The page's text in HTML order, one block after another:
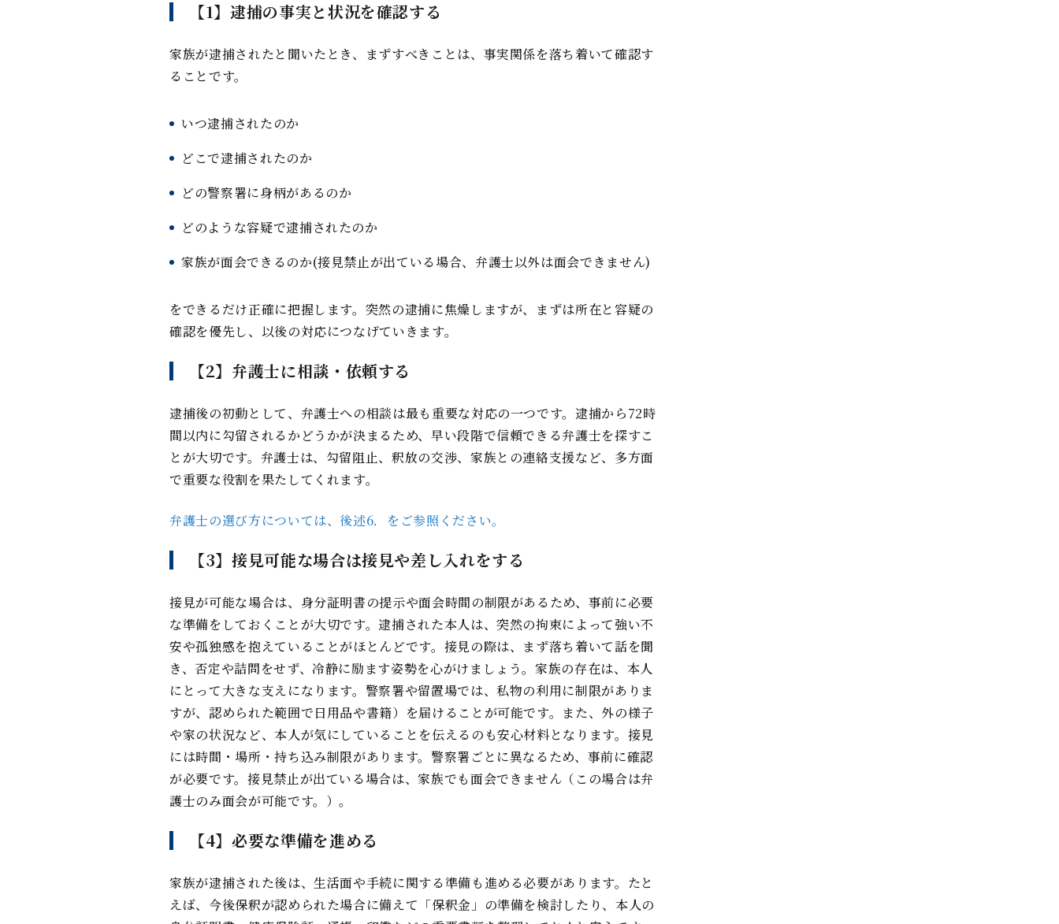
【1】逮捕の事実と状況を確認する
家族が逮捕されたと聞いたとき、まずすべきことは、事実関係を落ち着いて確認す
ることです。
いつ逮捕されたのか
どこで逮捕されたのか
どの警察署に⾝柄があるのか
どのような容疑で逮捕されたのか
家族が⾯会できるのか(接⾒禁⽌が出ている場合、弁護⼠以外は⾯会できません)
をできるだけ正確に把握します。突然の逮捕に焦燥しますが、まずは所在と容疑の
確認を優先し、以後の対応につなげていきます。
【2】弁護⼠に相談・依頼する
逮捕後の初動として、弁護⼠への相談は最も重要な対応の⼀つです。逮捕から72時
間以内に勾留されるかどうかが決まるため、早い段階で信頼できる弁護⼠を探すこ
とが⼤切です。弁護⼠は、勾留阻⽌、釈放の交渉、家族との連絡⽀援など、多⽅⾯
で重要な役割を果たしてくれます。
弁護⼠の選び⽅については、後述6．をご参照ください。
【3】接⾒可能な場合は接⾒や差し⼊れをする
接⾒が可能な場合は、⾝分証明書の提⽰や⾯会時間の制限があるため、事前に必要
な準備をしておくことが⼤切です。逮捕された本⼈は、突然の拘束によって強い不
安や孤独感を抱えていることがほとんどです。接⾒の際は、まず落ち着いて話を聞
き、否定や詰問をせず、冷静に励ます姿勢を⼼がけましょう。家族の存在は、本⼈
にとって⼤きな⽀えになります。警察署や留置場では、私物の利⽤に制限がありま
すが、認められた範囲で⽇⽤品や書籍）を届けることが可能です。また、外の様⼦
や家の状況など、本⼈が気にしていることを伝えるのも安⼼材料となります。接⾒
には時間・場所・持ち込み制限があります。警察署ごとに異なるため、事前に確認
が必要です。接⾒禁⽌が出ている場合は、家族でも⾯会できません（この場合は弁
護⼠のみ⾯会が可能です。）。
【4】必要な準備を進める
家族が逮捕された後は、⽣活⾯や⼿続に関する準備も進める必要があります。たと
えば、今後保釈が認められた場合に備えて「保釈⾦」の準備を検討したり、本⼈の